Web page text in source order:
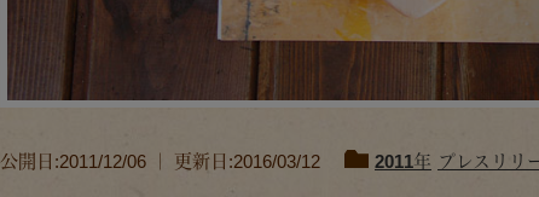
公開日:2011/12/06 ｜ 更新日:2016/03/12 2011年 プレスリリ